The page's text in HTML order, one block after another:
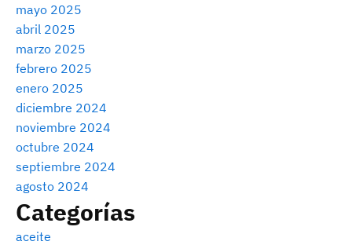
mayo 2025
abril 2025
marzo 2025
febrero 2025
enero 2025
diciembre 2024
noviembre 2024
octubre 2024
septiembre 2024
agosto 2024
Categorías
aceite